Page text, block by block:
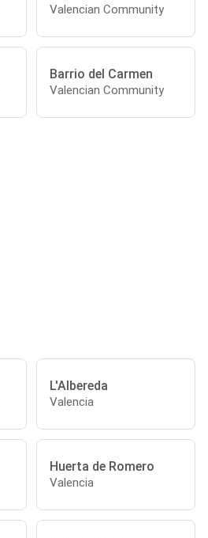
Valencian Community
Barrio del Carmen
Valencian Community
L'Albereda
Valencia
Huerta de Romero
Valencia